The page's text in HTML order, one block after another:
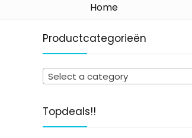
Home
Productcategorieën
Select a category
Topdeals!!